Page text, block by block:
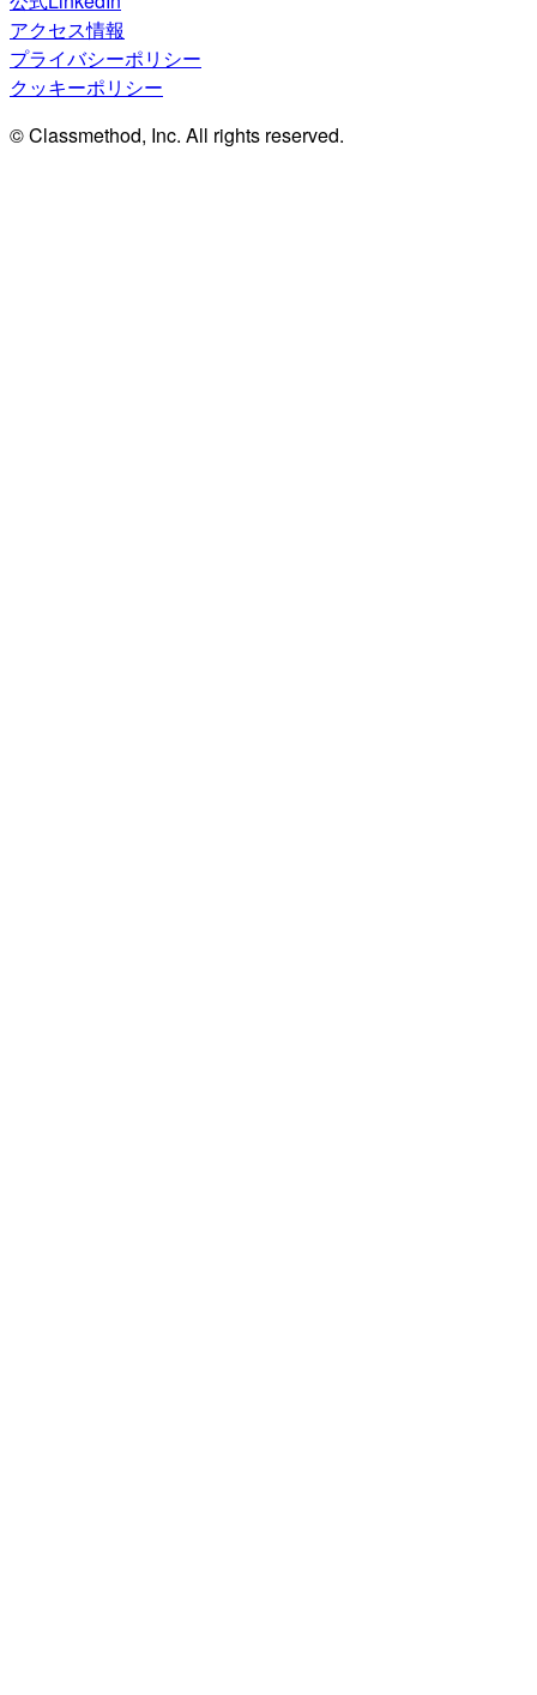
アクセス情報
プライバシーポリシー
クッキーポリシー
© Classmethod, Inc. All rights reserved.